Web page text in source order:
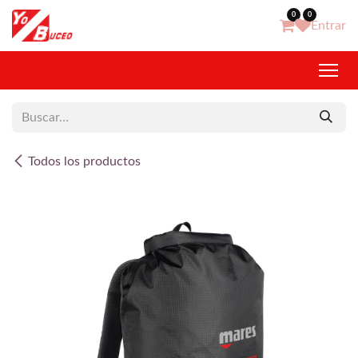
Ir al contenido 0 0
Entrar
Todos los productos